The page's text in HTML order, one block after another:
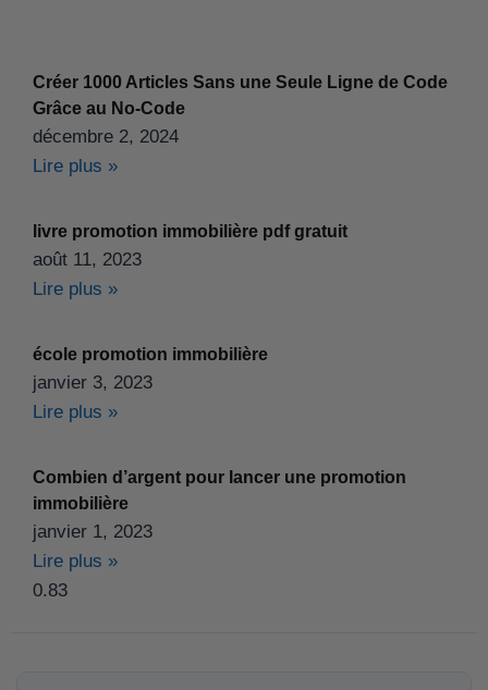
Créer 1000 Articles Sans une Seule Ligne de Code
Grâce au No-Code
décembre 2, 2024
Lire plus »
livre promotion immobilière pdf gratuit
août 11, 2023
Lire plus »
école promotion immobilière
janvier 3, 2023
Lire plus »
Combien d’argent pour lancer une promotion
immobilière
janvier 1, 2023
Lire plus »